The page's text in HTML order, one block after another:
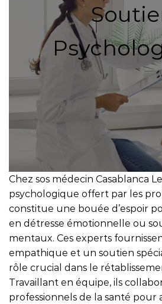
Chez sos médecin Casablanca
psychologique offert par les
constitue une bouée d’espoir
en détresse émotionnelle ou
mentaux. Ces experts
empathique et un soutien
rôle crucial dans le
Travaillant en équipe, ils
professionnels de la santé pour